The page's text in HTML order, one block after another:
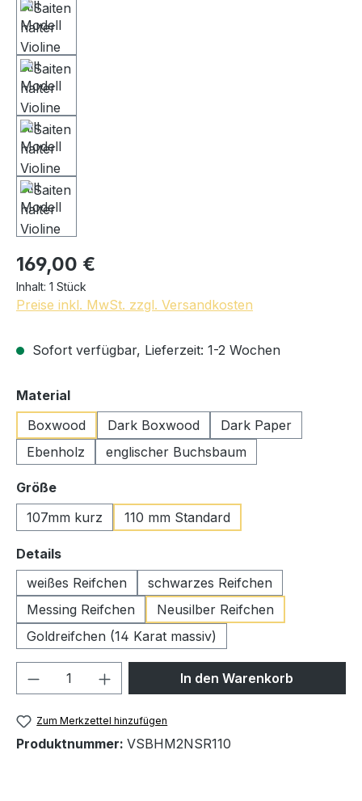
169,00 €
Inhalt: 1 Stück
Preise inkl. MwSt. zzgl. Versandkosten
Sofort verfügbar, Lieferzeit: 1-2 Wochen
Materialauswählen
Boxwood
Dark Boxwood
Dark Paper
Ebenholz
englischer Buchsbaum
Größeauswählen
107mm kurz
110 mm Standard
Detailsauswählen
weißes Reifchen
schwarzes Reifchen
Messing Reifchen
Neusilber Reifchen
Goldreifchen (14 Karat massiv)
Produkt Anzahl: Gib denIn den Warenkorb
Zum Merkzettel hinzufügen
Produktnummer: VSBHM2NSR110